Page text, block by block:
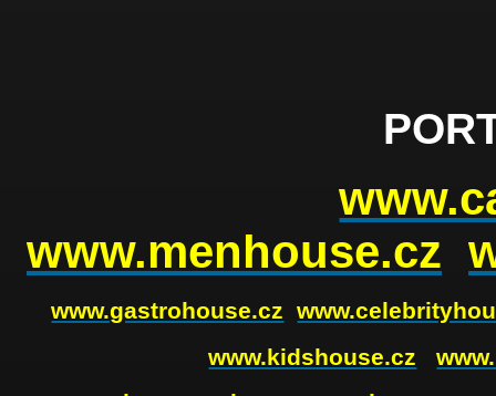
www.menhouse.cz
www.gastrohouse.cz
www.kidshouse.cz